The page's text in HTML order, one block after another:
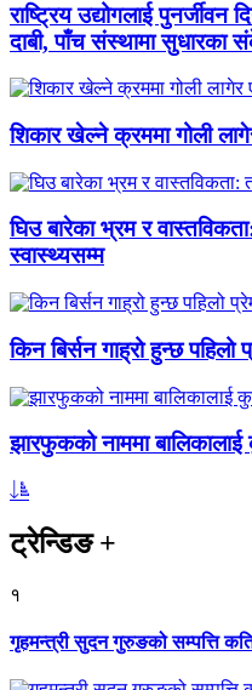
राष्ट्रिय उद्योगलाई पुनर्जीवन
दाबी, पाँच संस्थामा सुधारका
शिकार खेल्ने क्रममा गोली
घिउ बारेका भ्रम र
स्वास्थ्यसम्म
किन बिर्सन गाह्रो हुन्छ पहिलो
झारफुकको नाममा
ट्रेन्डिङ+
१
गृहमन्त्री सुदन गुरुङको सम्पत्ति